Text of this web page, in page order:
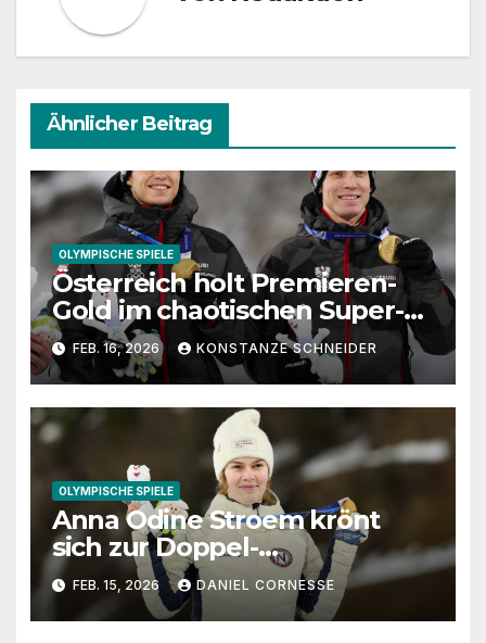
Ähnlicher Beitrag
OLYMPISCHE SPIELE
Österreich holt Premieren-
Gold im chaotischen Super-
Teamwettbewerb von
Predazzo
FEB. 16, 2026 KONSTANZE SCHNEIDER
OLYMPISCHE SPIELE
Anna Odine Stroem krönt
sich zur Doppel-
Olympiasiegerin – bitterer
Tag für die DSV-Damen
FEB. 15, 2026 DANIEL CORNESSE